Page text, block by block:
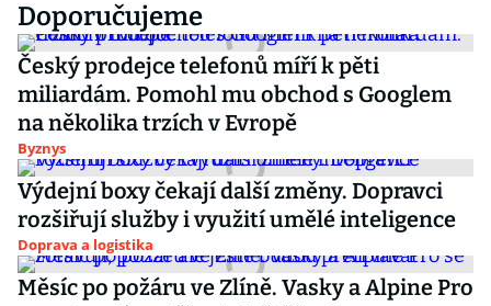
Doporučujeme
Český prodejce telefonů míří k pěti
miliardám. Pomohl mu obchod s Googlem
na několika trzích v Evropě
Byznys
Výdejní boxy čekají další změny. Dopravci
rozšiřují služby i využití umělé inteligence
Doprava a logistika
Měsíc po požáru ve Zlíně. Vasky a Alpine Pro